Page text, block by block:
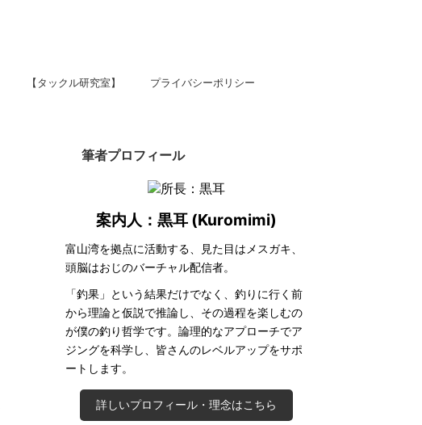
【タックル研究室】 プライバシーポリシー
筆者プロフィール
案内人：黒耳 (Kuromimi)
富山湾を拠点に活動する、見た目はメスガキ、
頭脳はおじのバーチャル配信者。
「釣果」という結果だけでなく、釣りに行く前
から理論と仮説で推論し、その過程を楽しむの
が僕の釣り哲学です。論理的なアプローチでア
ジングを科学し、皆さんのレベルアップをサポ
ートします。
詳しいプロフィール・理念はこちら